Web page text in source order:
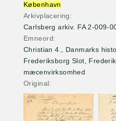
København
Arkivplacering
Carlsberg arkiv. FA 2-009-
Emneord
Christian 4., Danmarks
Frederiksborg Slot,
mæcenvirksomhed
Original